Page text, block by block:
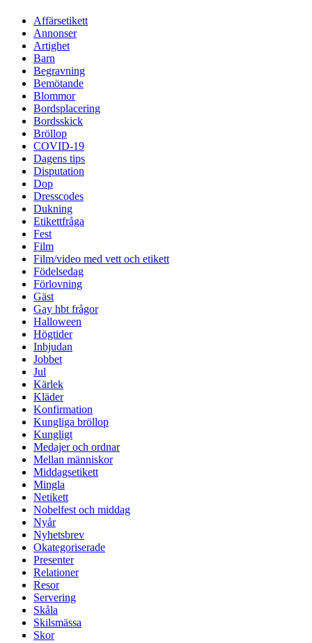
Affärsetikett
Annonser
Artighet
Barn
Begravning
Bemötande
Blommor
Bordsplacering
Bordsskick
Bröllop
COVID-19
Dagens tips
Disputation
Dop
Dresscodes
Dukning
Etikettfråga
Fest
Film
Film/video med vett och etikett
Födelsedag
Förlovning
Gäst
Gay hbt frågor
Halloween
Högtider
Inbjudan
Jobbet
Jul
Kärlek
Kläder
Konfirmation
Kungliga bröllop
Kungligt
Medajer och ordnar
Mellan människor
Middagsetikett
Mingla
Netikett
Nobelfest och middag
Nyår
Nyhetsbrev
Okategoriserade
Presenter
Relationer
Resor
Servering
Skåla
Skilsmässa
Skor